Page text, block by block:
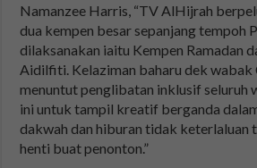
Namanzee Harris, “TV AlHijrah
dua kempen besar sepanjang tempoh
dilaksanakan iaitu Kempen Ramadan
Aidilfiti. Kelaziman baharu dek wabak
menuntut penglibatan inklusif seluruh
ini untuk tampil kreatif berganda
dakwah dan hiburan tidak keterlaluan
henti buat penonton.”